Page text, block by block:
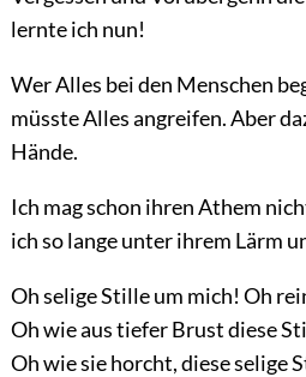
lernte ich nun!
Wer Alles bei den Menschen
müsste Alles angreifen. Aber
Hände.
Ich mag schon ihren Athem
ich so lange unter ihrem Lärm
Oh selige Stille um mich! Oh
Oh wie aus tiefer Brust diese
Oh wie sie horcht, diese selige